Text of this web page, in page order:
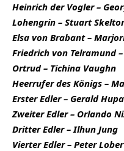
Heinrich der Vogler –
Lohengrin – Stuart
Elsa von Brabant –
Friedrich von Telramund
Ortrud – Tichina Vaughn
Heerrufer des Königs –
Erster Edler – Gerald
Zweiter Edler – Orlando
Dritter Edler – Ilhun Jung
Vierter Edler – Peter